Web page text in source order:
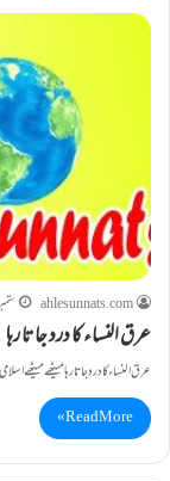
ahlesunnats.com
ستمبر 4,
عرق النساء کا درد جاتا رہا
عرق النساء کا درد جاتا رہا میٹھے میٹھے
Read More »